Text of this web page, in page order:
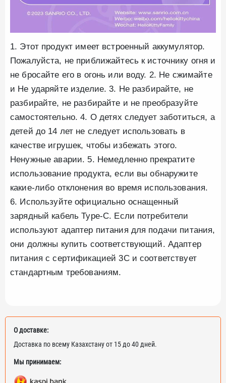
1. Этот продукт имеет встроенный аккумулятор.
Пожалуйста, не приближайтесь к источнику огня и
не бросайте его в огонь или воду. 2. Не сжимайте
и Не ударяйте изделие. 3. Не разбирайте, не
разбирайте, не разбирайте и не преобразуйте
самостоятельно. 4. О детях следует заботиться, а
детей до 14 лет не следует использовать в
качестве игрушек, чтобы избежать этого.
Ненужные аварии. 5. Немедленно прекратите
использование продукта, если вы обнаружите
какие-либо отклонения во время использования.
6. Используйте официально оснащенный
зарядный кабель Type-C. Если потребители
используют адаптер питания для подачи питания,
они должны купить соответствующий. Адаптер
питания с сертификацией 3C и соответствует
стандартным требованиям.
О доставке:
Доставка по всему Казахстану от 15 до 40 дней.
Мы принимаем: